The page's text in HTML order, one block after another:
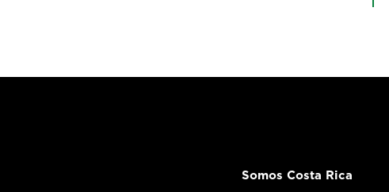
Somos Costa Rica